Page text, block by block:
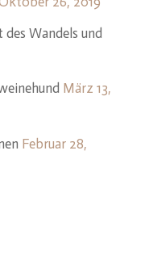
Wandels und
März 13,
Februar 28,